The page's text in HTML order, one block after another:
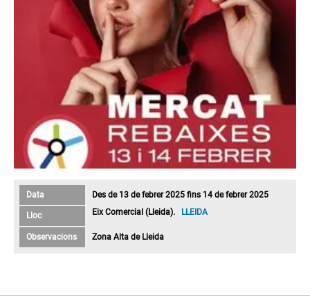
Data Des de 13 de febrer 2025 fins 14 de febrer 2025
Lloc Eix Comercial (Lleida). LLEIDA
Observacions Zona Alta de Lleida